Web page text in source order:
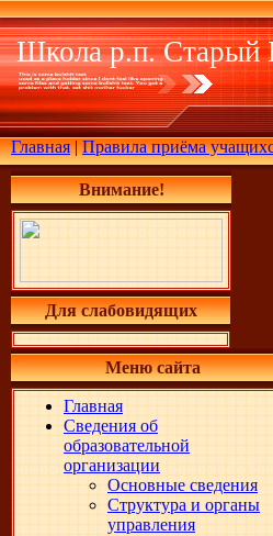
Школа р.п. Старый
Главная|Правила приёма
Внимание!
Для слабовидящих
Меню сайта
Главная
Сведения об
образовательной
организации
Основные сведения
Структура и органы
управления